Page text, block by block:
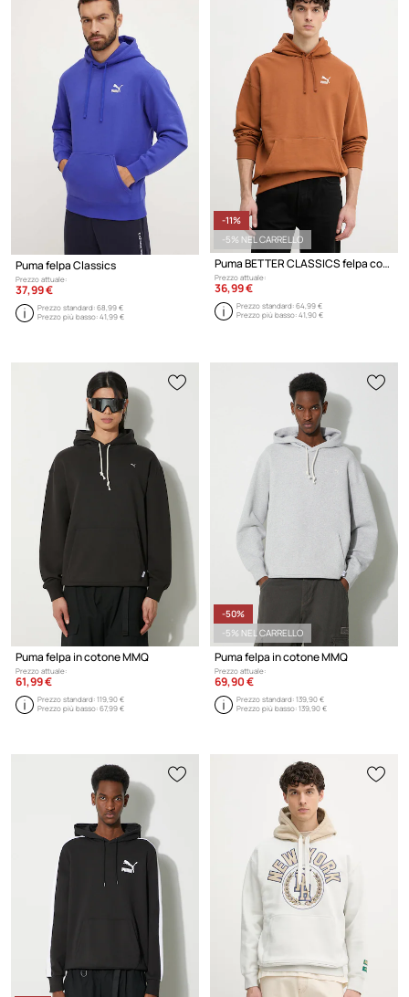
Puma felpa Classics
Prezzo attuale:
37,99 €
Prezzo standard:68,99 €
Prezzo più basso:41,99 €
-11%
-5% NEL CARRELLO
Puma BETTER CLASSICS felpa con cappuccio in cotone da uomo
Prezzo attuale:
36,99 €
Prezzo standard:64,99 €
Prezzo più basso:41,90 €
Puma felpa in cotone MMQ
Prezzo attuale:
61,99 €
Prezzo standard:119,90 €
Prezzo più basso:67,99 €
-50%
-5% NEL CARRELLO
Puma felpa in cotone MMQ
Prezzo attuale:
69,90 €
Prezzo standard:139,90 €
Prezzo più basso:139,90 €